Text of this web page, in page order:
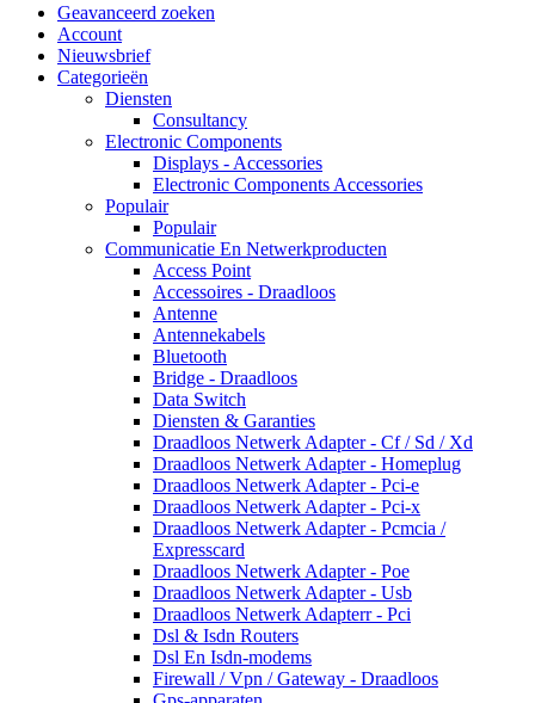
Geavanceerd zoeken
Account
Nieuwsbrief
Categorieën
Diensten
Consultancy
Electronic Components
Displays - Accessories
Electronic Components Accessories
Populair
Populair
Communicatie En Netwerkproducten
Access Point
Accessoires - Draadloos
Antenne
Antennekabels
Bluetooth
Bridge - Draadloos
Data Switch
Diensten & Garanties
Draadloos Netwerk Adapter - Cf / Sd / Xd
Draadloos Netwerk Adapter - Homeplug
Draadloos Netwerk Adapter - Pci-e
Draadloos Netwerk Adapter - Pci-x
Draadloos Netwerk Adapter - Pcmcia /
Expresscard
Draadloos Netwerk Adapter - Poe
Draadloos Netwerk Adapter - Usb
Draadloos Netwerk Adapterr - Pci
Dsl & Isdn Routers
Dsl En Isdn-modems
Firewall / Vpn / Gateway - Draadloos